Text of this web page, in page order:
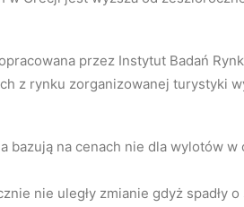
przez Instytut Badań
z rynku zorganizowanej turystyki
bazują na cenach nie dla wylotów
nie uległy zmianie gdyż spadły o